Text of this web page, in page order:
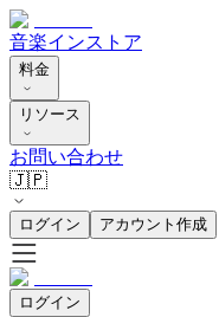
音楽インストア
料金
リソース
お問い合わせ
🇯🇵
ログイン アカウント作成
ログイン